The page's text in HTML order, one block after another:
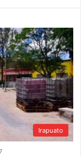
Irapuato